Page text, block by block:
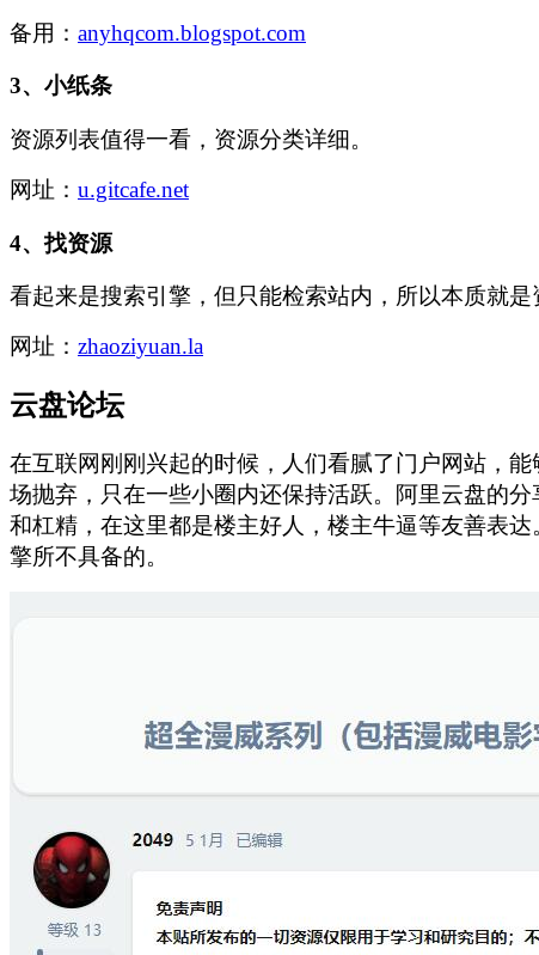
备用： anyhqcom.blogspot.com
3、 小纸条
资源列表值得一看，资源分类详细。
网址： u.gitcafe.net
4、找资源
看起来是搜索引擎，但只能检索站内，所以本质就是
网址： zhaoziyuan.la
云盘论坛
在互联网刚刚兴起的时候，人们看腻了门户网站，
场抛弃，只在一些小圈内还保持活跃。阿里云盘的
和杠精，在这里都是楼主好人，楼主牛逼等友善表
擎所不具备的。